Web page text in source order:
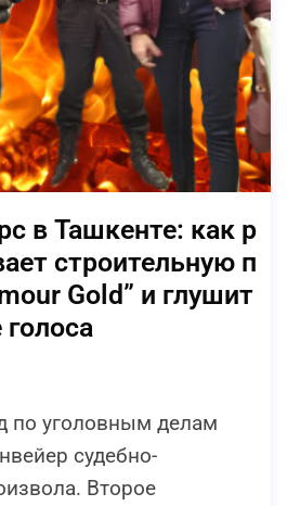
в Ташкенте: как р
строительную п
Gold” и глушит
по уголовным делам
судебно-
Второе